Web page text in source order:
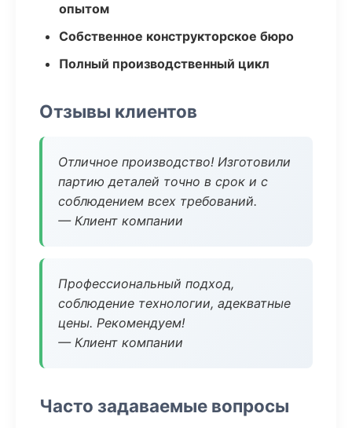
опытом
Собственное конструкторское бюро
Полный производственный цикл
Отзывы клиентов
Отличное производство! Изготовили
партию деталей точно в срок и с
соблюдением всех требований.
— Клиент компании
Профессиональный подход,
соблюдение технологии, адекватные
цены. Рекомендуем!
— Клиент компании
Часто задаваемые вопросы